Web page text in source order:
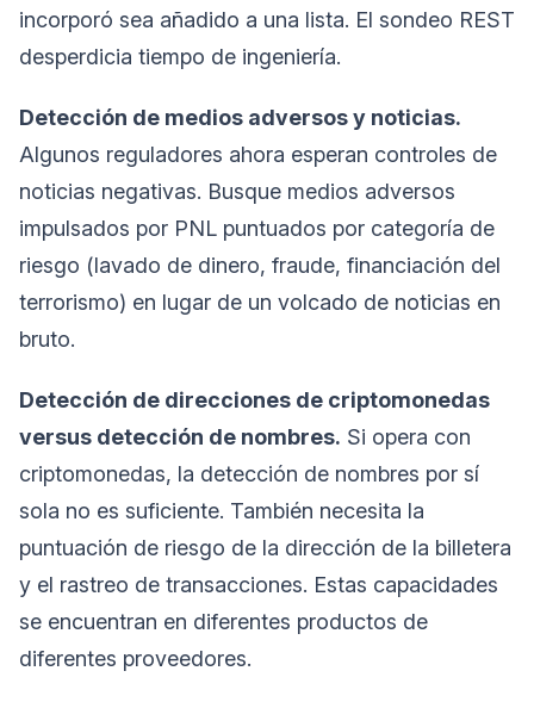
incorporó sea añadido a una lista. El sondeo REST
desperdicia tiempo de ingeniería.
Detección de medios adversos y noticias.
Algunos reguladores ahora esperan controles de
noticias negativas. Busque medios adversos
impulsados por PNL puntuados por categoría de
riesgo (lavado de dinero, fraude, financiación del
terrorismo) en lugar de un volcado de noticias en
bruto.
Detección de direcciones de criptomonedas
versus detección de nombres. Si opera con
criptomonedas, la detección de nombres por sí
sola no es suficiente. También necesita la
puntuación de riesgo de la dirección de la billetera
y el rastreo de transacciones. Estas capacidades
se encuentran en diferentes productos de
diferentes proveedores.